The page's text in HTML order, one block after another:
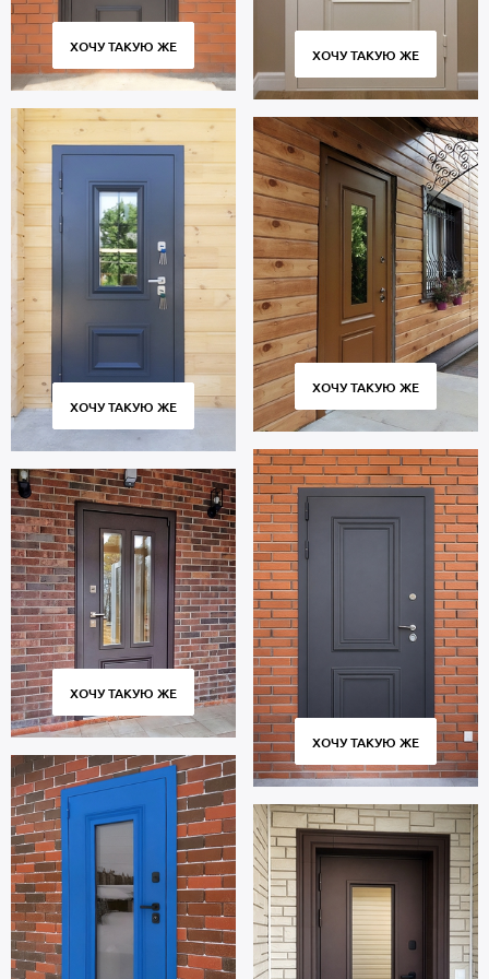
ХОЧУ ТАКУЮ ЖЕ
ХОЧУ ТАКУЮ ЖЕ
ХОЧУ ТАКУЮ ЖЕ
ХОЧУ ТАКУЮ ЖЕ
ХОЧУ ТАКУЮ ЖЕ
ХОЧУ ТАКУЮ ЖЕ